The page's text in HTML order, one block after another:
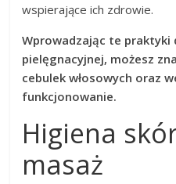
wspierające ich zdrowie.
Wprowadzając te praktyki
pielęgnacyjnej, możesz
cebulek włosowych oraz
funkcjonowanie.
Higiena
masaż